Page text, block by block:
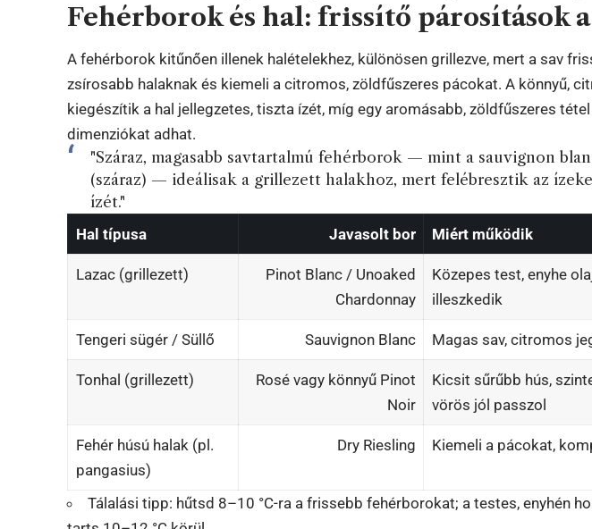
Fehérborok és hal: frissítő párosítások
A fehérborok kitűnően illenek halételekhez, különösen grillezve, mert a sav
zsírosabb halaknak és kiemeli a citromos, zöldfűszeres pácokat. A könnyű,
kiegészítik a hal jellegzetes, tiszta ízét, míg egy aromásabb, zöldfűszeres
dimenziókat adhat.
"Száraz, magasabb savtartalmú fehérborok — mint a sauvignon
(száraz) — ideálisak a grillezett halakhoz, mert felébresztik az
ízét."
Hal típusa
Javasolt bor Miért működik
Lazac (grillezett)
Pinot Blanc / Unoaked
Chardonnay
Közepes test, enyhe
illeszkedik
Tengeri sügér / Süllő Sauvignon Blanc Magas sav, citromos
Tonhal (grillezett)
Rosé vagy könnyű Pinot
Noir
Kicsit sűrűbb hús,
vörös jól passzol
Fehér húsú halak (pl.
pangasius)
Dry Riesling Kiemeli a pácokat,
Tálalási tipp: hűtsd 8–10 °C-ra a frissebb fehérborokat; a testes, enyhén